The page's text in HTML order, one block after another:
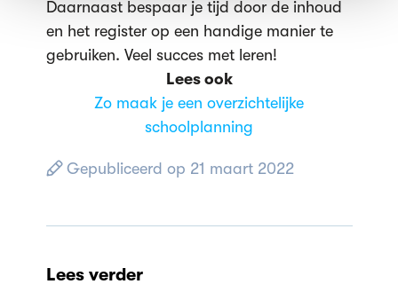
Daarnaast bespaar je tijd door de inhoud
en het register op een handige manier te
gebruiken. Veel succes met leren!
Lees ook
Zo maak je een overzichtelijke
schoolplanning
Gepubliceerd op 21 maart 2022
Lees verder